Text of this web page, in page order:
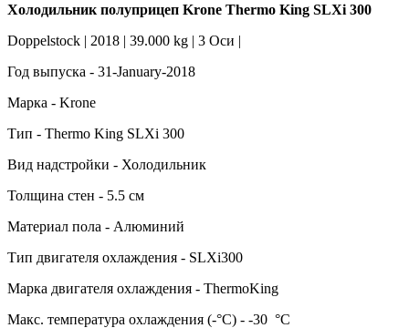
Холодильник полуприцеп Krone Thermo King SLXi 300
Doppelstock | 2018 | 39.000 kg | 3 Оси |
Год выпуска - 31-January-2018
Марка - Krone
Тип - Thermo King SLXi 300
Вид надстройки - Холодильник
Толщина стен - 5.5 см
Материал пола - Алюминий
Тип двигателя охлаждения - SLXi300
Марка двигателя охлаждения - ThermoKing
Макс. температура охлаждения (-°C) - -30 °C